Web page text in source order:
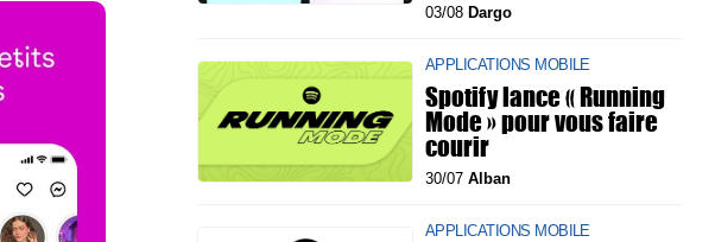
03/08 Dargo
APPLICATIONS MOBILE
Spotify lance « Running
Mode » pour vous faire
courir
30/07 Alban
APPLICATIONS MOBILE